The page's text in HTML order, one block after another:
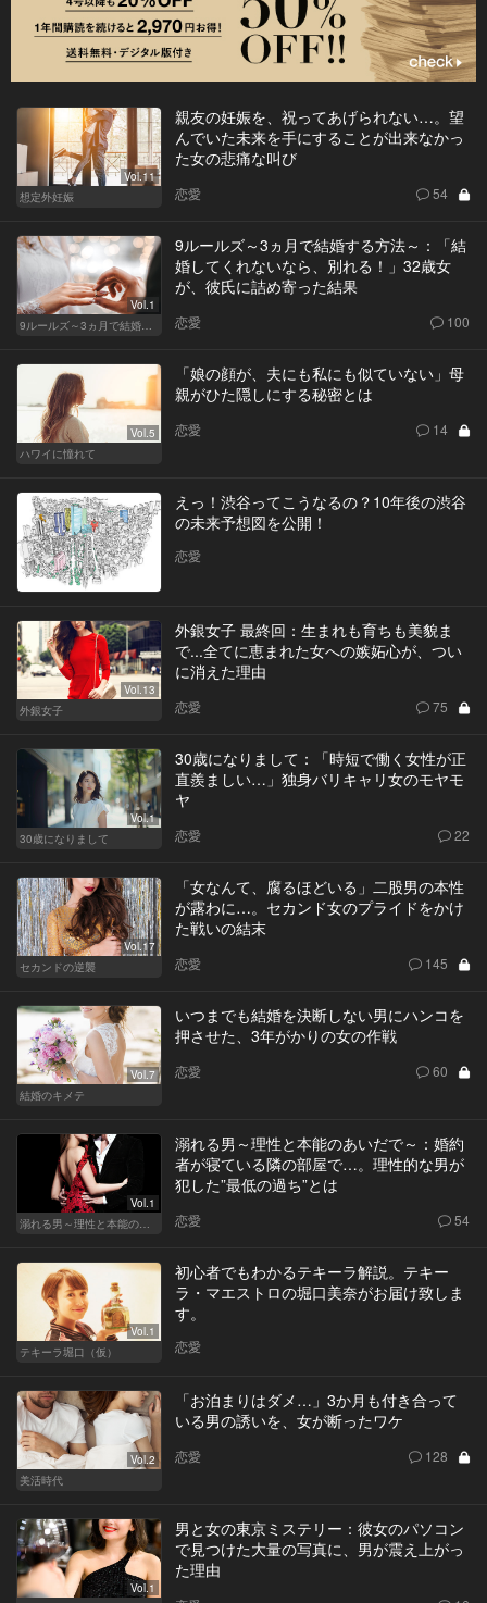
Vol.11
想定外妊娠
親友の妊娠を、祝ってあげられない…。望
んでいた未来を手にすることが出来なかっ
た女の悲痛な叫び
恋愛 54
Vol.1
9ルールズ～3ヵ月で結婚する方法～
9ルールズ～3ヵ月で結婚する方法～：「結
婚してくれないなら、別れる！」32歳女
が、彼氏に詰め寄った結果
恋愛 100
Vol.5
ハワイに憧れて
「娘の顔が、夫にも私にも似ていない」母
親がひた隠しにする秘密とは
恋愛 14
えっ！渋谷ってこうなるの？10年後の渋谷
の未来予想図を公開！
恋愛
Vol.13
外銀女子
外銀女子 最終回：生まれも育ちも美貌ま
で...全てに恵まれた女への嫉妬心が、つい
に消えた理由
恋愛 75
Vol.1
30歳になりまして
30歳になりまして：「時短で働く女性が正
直羨ましい…」独身バリキャリ女のモヤモ
ヤ
恋愛 22
Vol.17
セカンドの逆襲
「女なんて、腐るほどいる」二股男の本性
が露わに…。セカンド女のプライドをかけ
た戦いの結末
恋愛 145
Vol.7
結婚のキメテ
いつまでも結婚を決断しない男にハンコを
押させた、3年がかりの女の作戦
恋愛 60
Vol.1
溺れる男～理性と本能のあいだで～：婚約
者が寝ている隣の部屋で…。理性的な男が
犯した”最低の過ち”とは
恋愛 54
Vol.1
テキーラ堀口（仮）
初心者でもわかるテキーラ解説。テキー
ラ・マエストロの堀口美奈がお届け致しま
す。
恋愛
Vol.2
美活時代
「お泊まりはダメ…」3か月も付き合って
いる男の誘いを、女が断ったワケ
恋愛 128
Vol.1
男と女の東京ミステリー：彼女のパソコン
で見つけた大量の写真に、男が震え上がっ
た理由